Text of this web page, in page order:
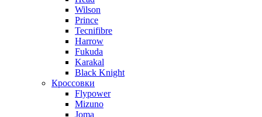
Wilson
Prince
Tecnifibre
Harrow
Fukuda
Karakal
Black Knight
Кроссовки
Flypower
Mizuno
Joma